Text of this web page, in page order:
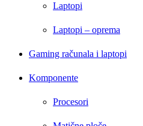
Laptopi
Laptopi – oprema
Gaming računala i laptopi
Komponente
Procesori